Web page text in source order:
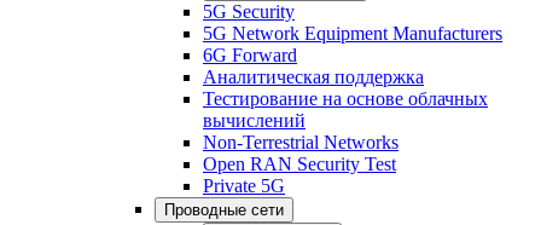
5G Security
5G Network Equipment Manufacturers
6G Forward
Аналитическая поддержка
Тестирование на основе облачных
вычислений
Non-Terrestrial Networks
Open RAN Security Test
Private 5G
Проводные сети